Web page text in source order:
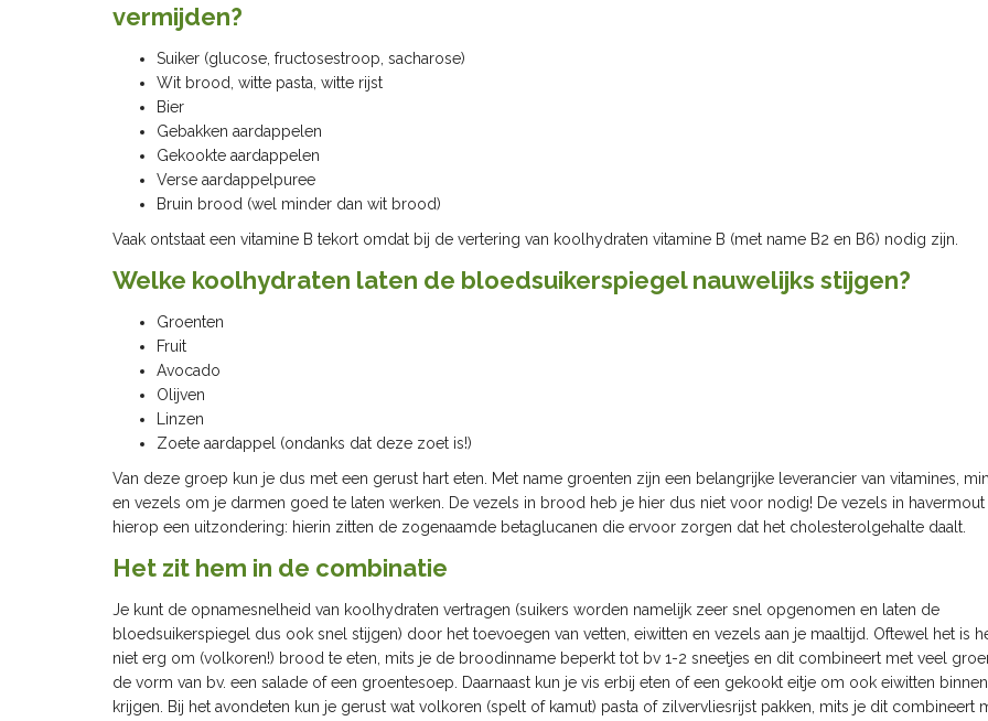
vermijden?
Suiker (glucose, fructosestroop, sacharose)
Wit brood, witte pasta, witte rijst
Bier
Gebakken aardappelen
Gekookte aardappelen
Verse aardappelpuree
Bruin brood (wel minder dan wit brood)
Vaak ontstaat een vitamine B tekort omdat bij de vertering van koolhydraten vitamine B (met name B2 en B6) nodig zijn.
Welke koolhydraten laten de bloedsuikerspiegel nauwelijks stijgen?
Groenten
Fruit
Avocado
Olijven
Linzen
Zoete aardappel (ondanks dat deze zoet is!)
Van deze groep kun je dus met een gerust hart eten. Met name groenten zijn een belangrijke leverancier van vitamines,
en vezels om je darmen goed te laten werken. De vezels in brood heb je hier dus niet voor nodig! De vezels in
hierop een uitzondering: hierin zitten de zogenaamde betaglucanen die ervoor zorgen dat het cholesterolgehalte daalt.
Het zit hem in de combinatie
Je kunt de opnamesnelheid van koolhydraten vertragen (suikers worden namelijk zeer snel opgenomen en laten de
bloedsuikerspiegel dus ook snel stijgen) door het toevoegen van vetten, eiwitten en vezels aan je maaltijd. Oftewel het is
niet erg om (volkoren!) brood te eten, mits je de broodinname beperkt tot bv 1-2 sneetjes en dit combineert met veel
de vorm van bv. een salade of een groentesoep. Daarnaast kun je vis erbij eten of een gekookt eitje om ook eiwitten
krijgen. Bij het avondeten kun je gerust wat volkoren (spelt of kamut) pasta of zilvervliesrijst pakken, mits je dit combineert